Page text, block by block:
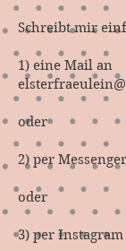
Schreibt mir
1) eine Mail an
oder
2) per
oder
3) per